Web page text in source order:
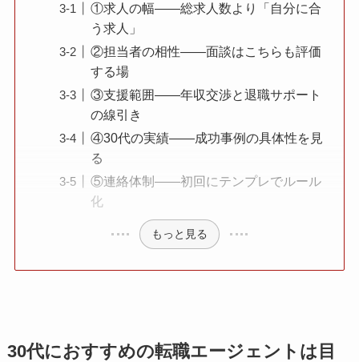
①求人の幅——総求人数より「自分に合
う求人」
②担当者の相性——面談はこちらも評価
する場
③支援範囲——年収交渉と退職サポート
の線引き
④30代の実績——成功事例の具体性を見
る
⑤連絡体制——初回にテンプレでルール
化
もっと見る
30代におすすめの転職エージェントは目